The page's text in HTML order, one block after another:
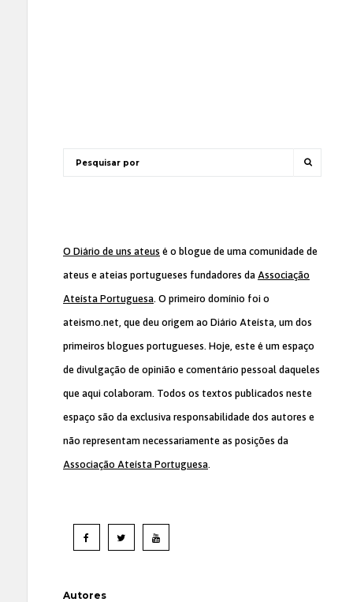
O Diário de uns ateus é o blogue de uma comunidade de
ateus e ateias portugueses fundadores da Associação
Ateísta Portuguesa. O primeiro domínio foi o
ateismo.net, que deu origem ao Diário Ateísta, um dos
primeiros blogues portugueses. Hoje, este é um espaço
de divulgação de opinião e comentário pessoal daqueles
que aqui colaboram. Todos os textos publicados neste
espaço são da exclusiva responsabilidade dos autores e
não representam necessariamente as posições da
Associação Ateísta Portuguesa.
Autores